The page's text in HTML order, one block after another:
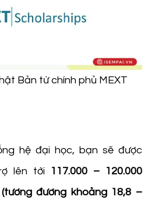
Bản từ chính phủ MEXT
hệ đại học, bạn sẽ được
lên tới
117.000 – 120.000
đương khoảng 18,8 –